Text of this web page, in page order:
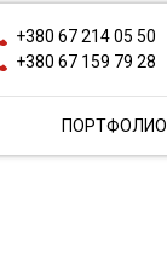
+380 67 214 05 50
+380 67 159 79 28
ПОРТФОЛИО